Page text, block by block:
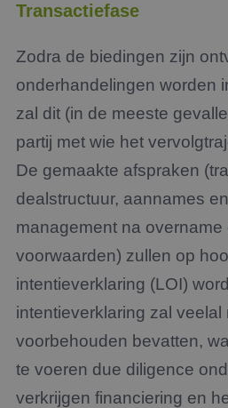
Transactiefase
Zodra de biedingen zijn
onderhandelingen worden
zal dit (in de meeste
partij met wie het
De gemaakte afspraken
dealstructuur, aannames
management na overname
voorwaarden) zullen op
intentieverklaring (LOI)
intentieverklaring zal veelal
voorbehouden bevatten,
te voeren due diligence
verkrijgen financiering en